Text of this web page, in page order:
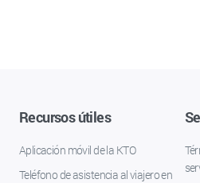
Recursos útiles
Aplicación móvil de la KTO
Teléfono de asistencia al viajero en